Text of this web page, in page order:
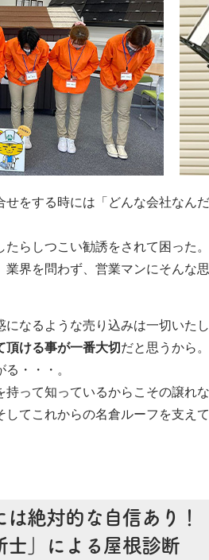
せをする時には「どんな会社なん
たらしつこい勧誘をされて困った
業界を問わず、営業マンにそんな
になるような売り込みは一切いた
頂ける事が一番大切 だと思うから。
・・・。
って知っているからこその譲れ
してこれからの名倉ルーフを支え
は絶対的な自信あり！
士」による屋根診断